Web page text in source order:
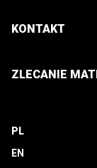
KONTAKT
ZLECANIE
PL